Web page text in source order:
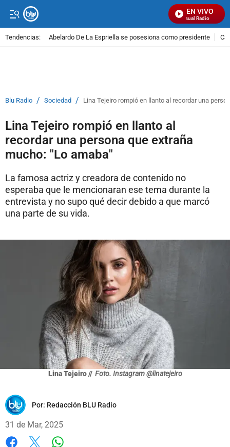
EN VIVO
Señal Visual Radio
Tendencias: Abelardo De La Espriella se posesiona como presidente
Blu Radio / Sociedad / Lina Tejeiro rompió en llanto al recordar una
Lina Tejeiro rompió en llanto al
recordar una persona que extraña
mucho: "Lo amaba"
La famosa actriz y creadora de contenido no
esperaba que le mencionaran ese tema durante la
entrevista y no supo qué decir debido a que marcó
una parte de su vida.
Lina Tejeiro // Foto. Instagram @linatejeiro
Por: Redacción BLU Radio
31 de Mar, 2025